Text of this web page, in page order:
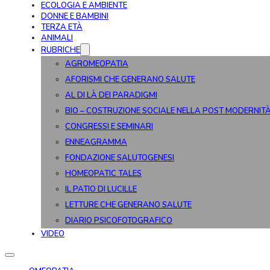
ECOLOGIA E AMBIENTE
DONNE E BAMBINI
TERZA ETÀ
ANIMALI
RUBRICHE
AGROMEOPATIA
AFORISMI CHE GENERANO SALUTE
AL DI LÀ DEI PARADIGMI
BIO – COSTRUZIONE SOCIALE NELLA POST
CONGRESSI E SEMINARI
ENNEAGRAMMA
FONDAZIONE SALUTOGENESI
HOMEOPATIC TALES
IL PATIO DI LUCILLE
LETTURE CHE GENERANO SALUTE
DIARIO PSICOFOTOGRAFICO
VIDEO